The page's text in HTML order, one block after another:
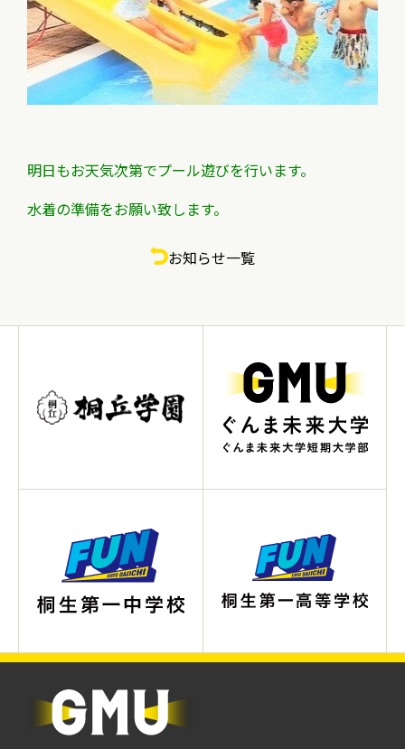
明日もお天気次第でプール遊びを行います。
水着の準備をお願い致します。
お知らせ一覧